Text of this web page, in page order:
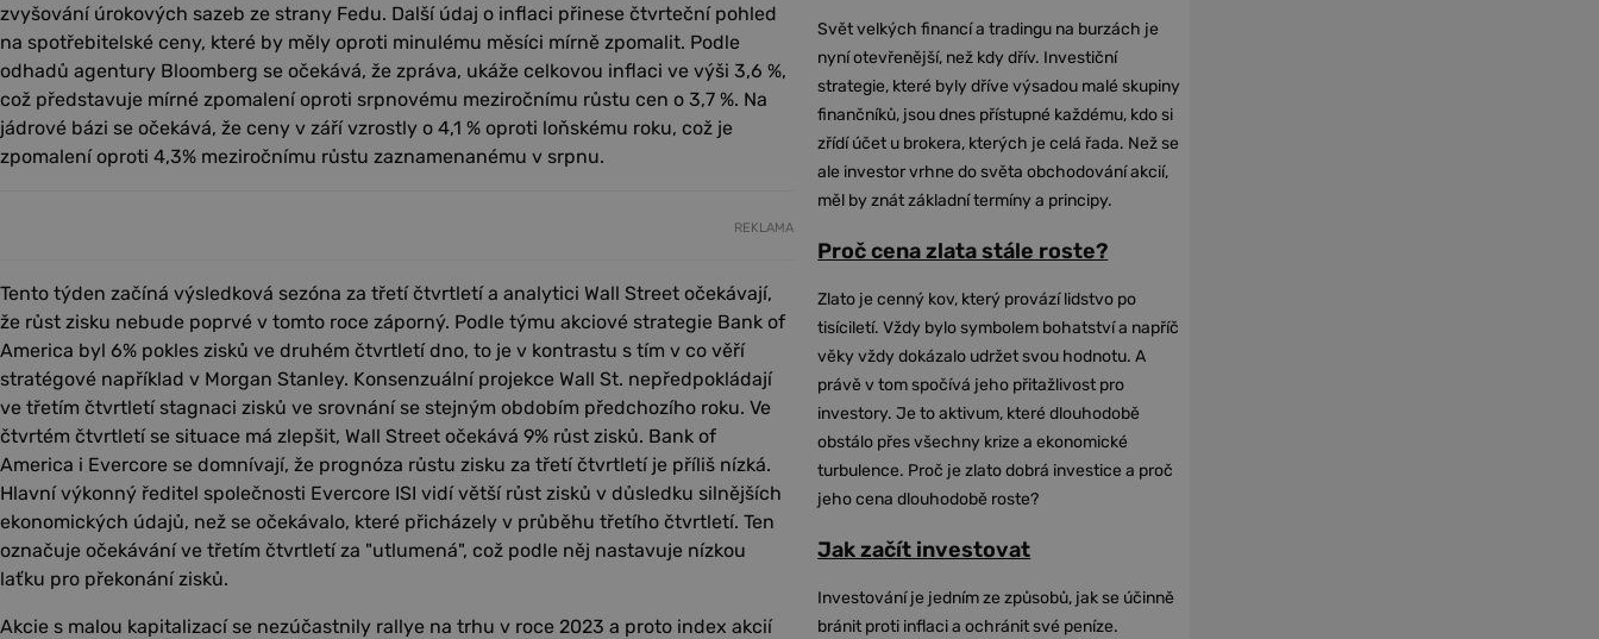
zvyšování úrokových sazeb ze strany Fedu. Další údaj o inflaci přinese čtvrteční pohled
na spotřebitelské ceny, které by měly oproti minulému měsíci mírně zpomalit. Podle
odhadů agentury Bloomberg se očekává, že zpráva, ukáže celkovou inflaci ve výši 3,6 %,
což představuje mírné zpomalení oproti srpnovému meziročnímu růstu cen o 3,7 %. Na
jádrové bázi se očekává, že ceny v září vzrostly o 4,1 % oproti loňskému roku, což je
zpomalení oproti 4,3% meziročnímu růstu zaznamenanému v srpnu.
REKLAMA
Tento týden začíná výsledková sezóna za třetí čtvrtletí a analytici Wall Street očekávají,
že růst zisku nebude poprvé v tomto roce záporný. Podle týmu akciové strategie Bank of
America byl 6% pokles zisků ve druhém čtvrtletí dno, to je v kontrastu s tím v co věří
stratégové například v Morgan Stanley. Konsenzuální projekce Wall St. nepředpokládají
ve třetím čtvrtletí stagnaci zisků ve srovnání se stejným obdobím předchozího roku. Ve
čtvrtém čtvrtletí se situace má zlepšit, Wall Street očekává 9% růst zisků. Bank of
America i Evercore se domnívají, že prognóza růstu zisku za třetí čtvrtletí je příliš nízká.
Hlavní výkonný ředitel společnosti Evercore ISI vidí větší růst zisků v důsledku silnějších
ekonomických údajů, než se očekávalo, které přicházely v průběhu třetího čtvrtletí. Ten
označuje očekávání ve třetím čtvrtletí za "utlumená", což podle něj nastavuje nízkou
laťku pro překonání zisků.
Akcie s malou kapitalizací se nezúčastnily rallye na trhu v roce 2023 a proto index akcií
Svět velkých financí a tradingu na burzách je
nyní otevřenější, než kdy dřív. Investiční
strategie, které byly dříve výsadou malé skupiny
finančníků, jsou dnes přístupné každému, kdo si
zřídí účet u brokera, kterých je celá řada. Než se
ale investor vrhne do světa obchodování akcií,
měl by znát základní termíny a principy.
Proč cena zlata stále roste?
Zlato je cenný kov, který provází lidstvo po
tisíciletí. Vždy bylo symbolem bohatství a napříč
věky vždy dokázalo udržet svou hodnotu. A
právě v tom spočívá jeho přitažlivost pro
investory. Je to aktivum, které dlouhodobě
obstálo přes všechny krize a ekonomické
turbulence. Proč je zlato dobrá investice a proč
jeho cena dlouhodobě roste?
Jak začít investovat
Investování je jedním ze způsobů, jak se účinně
bránit proti inflaci a ochránit své peníze.